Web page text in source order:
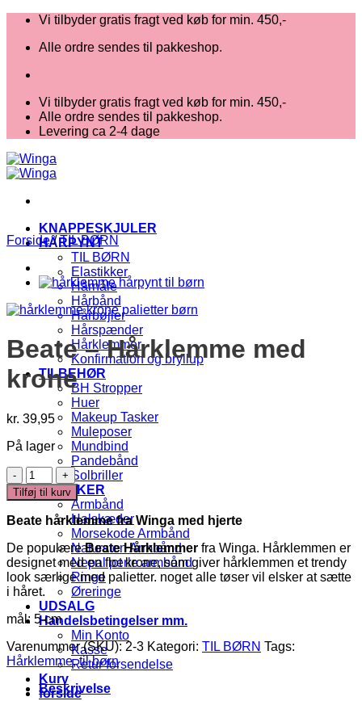
Fortsæt
indhold
Vi tilbyder gratis fragt ved køb for min. 450,-
Alle ordre sendes til pakkeshop.
Vi tilbyder gratis fragt ved køb for min. 450,-
Alle ordre sendes til pakkeshop.
Levering ca 2-4 dage
KNAPPESKJULER
HÅRPYNT
TIL BØRN
Elastikker
Hårnåle
Hårbånd
Hårbøjler
Hårspænder
Hårklemmer
Konfirmation og bryllup
TILBEHØR
BH Stropper
Huer
Makeup Tasker
Muleposer
Mundbind
Pandebånd
Solbriller
SMYKKER
Armbånd
Halskæder
Morsekode Armbånd
Natursten Armbånd
Nepal perle armbånd
Ringe
Øreringe
UDSALG
Handelsbetingelser mm.
Min Konto
Kasse
Retur forsendelse
Kurv
forside
Forside / TIL BØRN
Beate – Hårklemme med
krone
kr. 39,95
På lager
Beate
-
Hårklemme
med
antal
Tilføj til kurv
Beate hårklemme fraWinga med hjerte
De populæreBeate Hårklemmer fra Winga. Hårklemmen er
designet med en flot krone, som giver hårklemmen et trendy
look særlige med palietter. noget alle tøser vil elsker at sætte
i håret.
mål: 5 cm
Varenummer (SKU): 2-3 Kategori: TIL BØRN Tags:
Hårklemme,til børn
Beskrivelse